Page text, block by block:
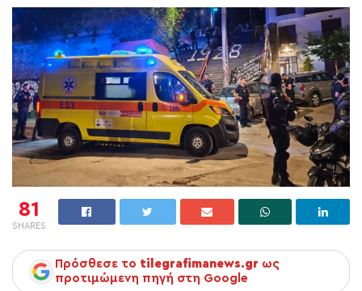
81
SHARES
Πρόσθεσε το tilegrafimanews.gr ως
προτιμώμενη πηγή στη Google